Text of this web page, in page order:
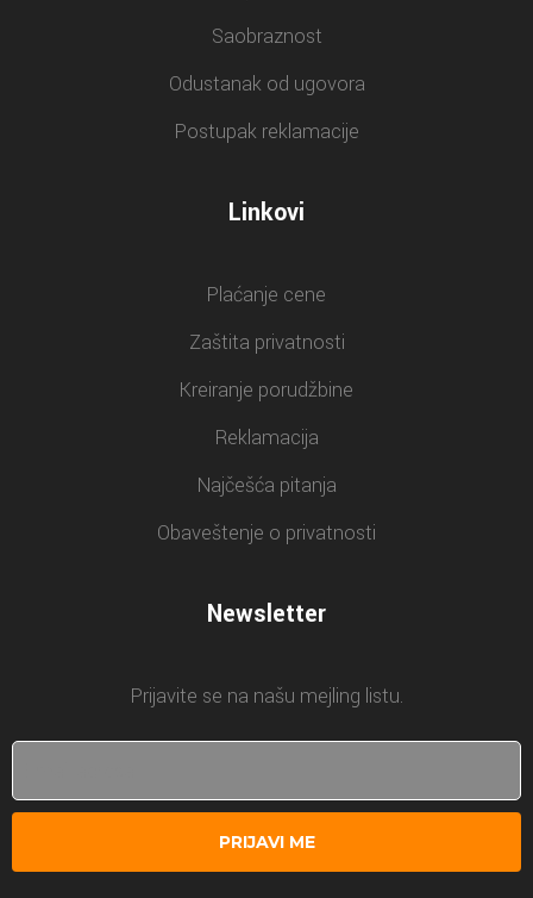
Saobraznost
Odustanak od ugovora
Postupak reklamacije
Linkovi
Plaćanje cene
Zaštita privatnosti
Kreiranje porudžbine
Reklamacija
Najčešća pitanja
Obaveštenje o privatnosti
Newsletter
Prijavite se na našu mejling listu.
PRIJAVI ME